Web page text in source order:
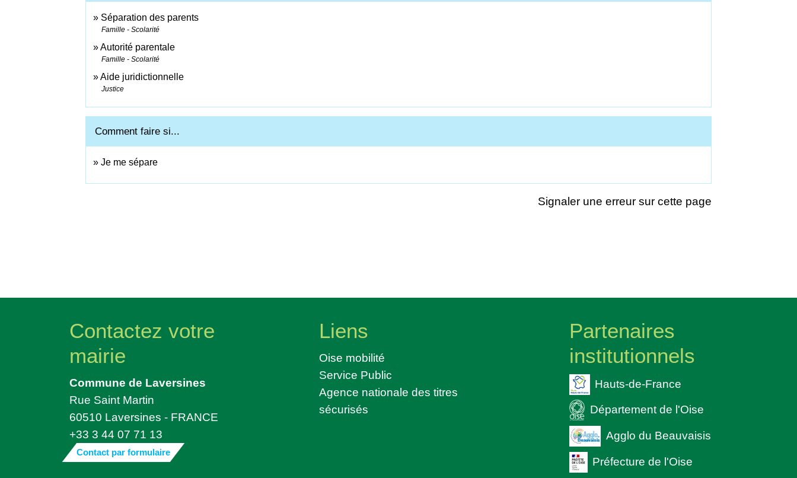
Séparation des parents
Famille - Scolarité
Autorité parentale
Famille - Scolarité
Aide juridictionnelle
Justice
Comment faire si...
Je me sépare
Signaler une erreur sur cette page
Contactez votre
mairie
Commune de Laversines
Rue Saint Martin
60510 Laversines - FRANCE
+33 3 44 07 71 13
Contact par formulaire
Liens
Oise mobilité
Service Public
Agence nationale des titres
sécurisés
Partenaires
institutionnels
Hauts-de-France
Département de l'Oise
Agglo du Beauvaisis
Préfecture de l'Oise